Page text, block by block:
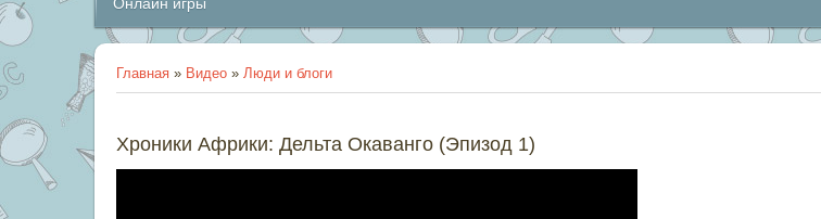
Главная » Видео » Люди и блоги
Хроники Африки: Дельта Окаванго (Эпизод 1)